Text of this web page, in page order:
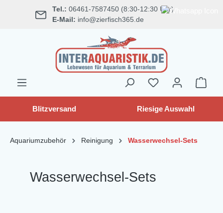
springen Tel.: 06461-7587450 (8:30-12:30 Uhr)
E-Mail: info@zierfisch365.de
Blitzversand Riesige Auswahl
Aquariumzubehör Reinigung Wasserwechsel-Sets
Wasserwechsel-Sets